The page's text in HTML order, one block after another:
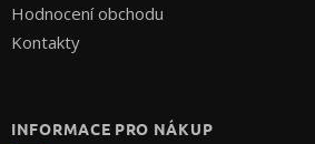
Hodnocení obchodu
Kontakty
INFORMACE PRO NÁKUP